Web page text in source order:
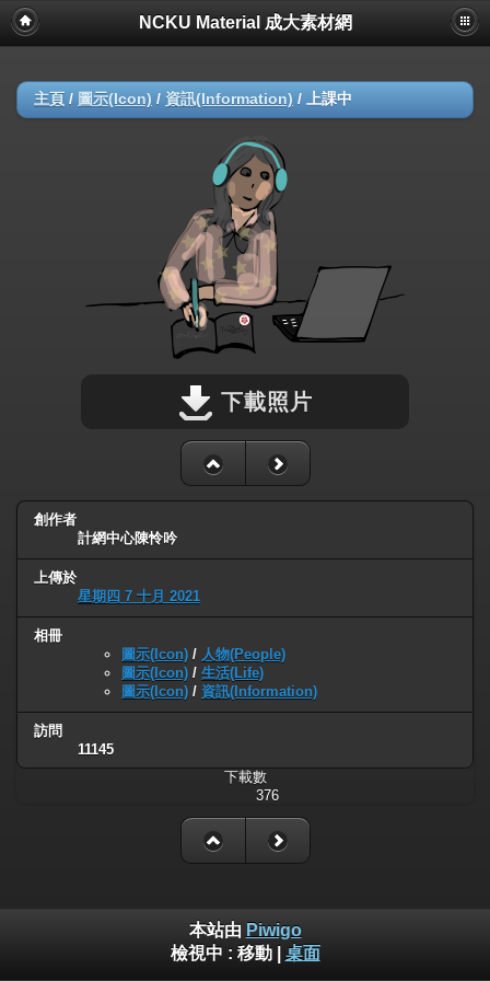
NCKU Material 成大素材網
主頁 / 圖示(Icon) / 資訊(Information) / 上課中
下載照片
創作者
計網中心陳怜吟
上傳於
星期四 7 十月 2021
相冊
圖示(Icon) / 人物(People)
圖示(Icon) / 生活(Life)
圖示(Icon) / 資訊(Information)
訪問
11145
下載數
376
本站由 Piwigo
檢視中 : 移動| 桌面